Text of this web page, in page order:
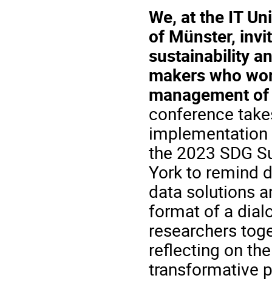
We, at the IT
of Münster,
sustainability
makers who
management
conference
implementation
the 2023 SDG
York to remind
data solutions
format of a
researchers
reflecting on
transformative